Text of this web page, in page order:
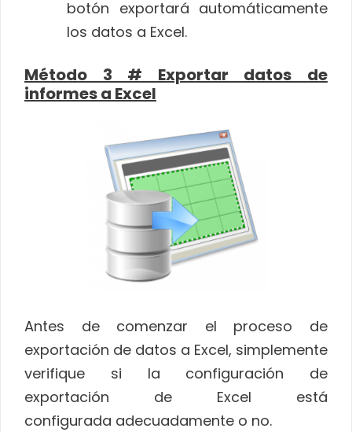
botón exportará automáticamente
los datos a Excel.
Método 3 # Exportar datos de
informes a Excel
Antes de comenzar el proceso de
exportación de datos a Excel, simplemente
verifique si la configuración de
exportación de Excel está
configurada adecuadamente o no.